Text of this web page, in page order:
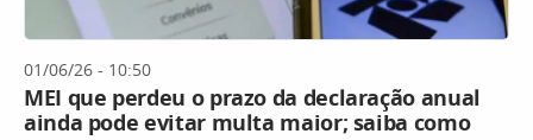
01/06/26 - 10:50
MEI que perdeu o prazo da declaração anual
ainda pode evitar multa maior; saiba como